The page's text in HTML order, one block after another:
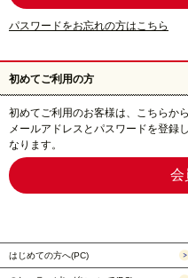
パスワードをお忘れの方はこちら
初めてご利用の方
初めてご利用のお客様は、こちらか
メールアドレスとパスワードを登録
なります。
はじめての方へ(PC)